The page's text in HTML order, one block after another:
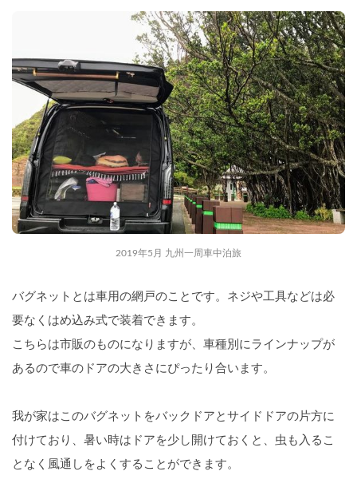
2019年5月 九州一周車中泊旅
バグネットとは車用の網戸のことです。ネジや工具などは必
要なくはめ込み式で装着できます。
こちらは市販のものになりますが、車種別にラインナップが
あるので車のドアの大きさにぴったり合います。
我が家はこのバグネットをバックドアとサイドドアの片方に
付けており、暑い時はドアを少し開けておくと、虫も入るこ
となく風通しをよくすることができます。